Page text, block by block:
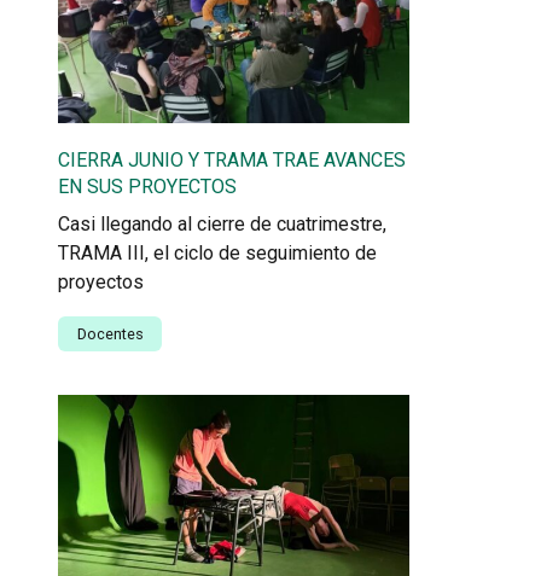
CIERRA JUNIO Y TRAMA TRAE AVANCES
EN SUS PROYECTOS
Casi llegando al cierre de cuatrimestre,
TRAMA III, el ciclo de seguimiento de
proyectos
Docentes